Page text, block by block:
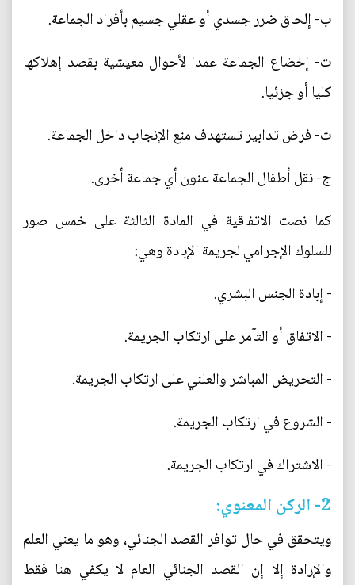
ب‌- إلحاق ضرر جسدي أو عقلي جسيم بأفراد الجماعة.
ت‌- إخضاع الجماعة عمدا لأحوال معيشية بقصد إهلاكها
كليا أو جزئيا.
ث‌- فرض تدابير تستهدف منع الإنجاب داخل الجماعة.
ج‌- نقل أطفال الجماعة عنون أي جماعة أخرى.
كما نصت الاتفاقية في المادة الثالثة على خمس صور
للسلوك الإجرامي لجريمة الإبادة وهي:
- إبادة الجنس البشري.
- الاتفاق أو التآمر على ارتكاب الجريمة.
- التحريض المباشر والعلني على ارتكاب الجريمة.
- الشروع في ارتكاب الجريمة.
- الاشتراك في ارتكاب الجريمة.
2- الركن المعنوي:
ويتحقق في حال توافر القصد الجنائي، وهو ما يعني العلم
والإرادة إلا إن القصد الجنائي العام لا يكفي هنا فقط